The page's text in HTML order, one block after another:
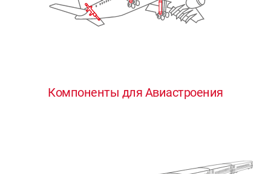
Компоненты для Авиастроения